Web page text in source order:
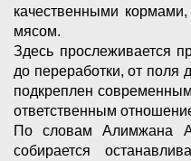
качественными
мясом.
Здесь прослеживается
до переработки, от поля
подкреплен
ответственным
По словам Алимжана
собирается